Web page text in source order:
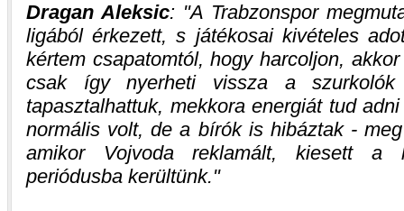
Dragan Aleksic:
A Trabzonspor
ligából érkezett, s játékosai kivételes
kértem csapatomtól, hogy harcoljon,
csak így nyerheti vissza a
tapasztalhattuk, mekkora energiát tud
normális volt, de a bírók is hibáztak -
amikor Vojvoda reklamált, kiesett a
periódusba kerültünk.